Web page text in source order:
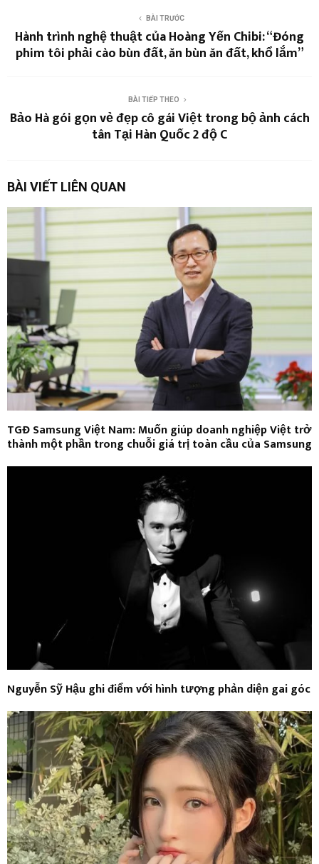
BÀI TRƯỚC
Hành trình nghệ thuật của Hoàng Yến Chibi: “Đóng
phim tôi phải cào bùn đất, ăn bùn ăn đất, khổ lắm”
BÀI TIẾP THEO
Bảo Hà gói gọn vẻ đẹp cô gái Việt trong bộ ảnh cách
tân Tại Hàn Quốc 2 độ C
BÀI VIẾT LIÊN QUAN
TGĐ Samsung Việt Nam: Muốn giúp doanh nghiệp Việt trở
thành một phần trong chuỗi giá trị toàn cầu của Samsung
Nguyễn Sỹ Hậu ghi điểm với hình tượng phản diện gai góc